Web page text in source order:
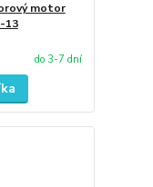
motor
13
do 3-7 dní